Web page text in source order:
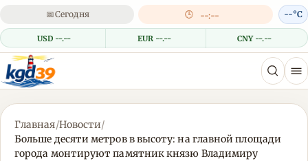
📅Сегодня 🕒 --:--
USD --.-- EUR --.-- CNY --.--
--°C
Главная/Новости/
Больше десяти метров в высоту: на главной площади
города монтируют памятник князю Владимиру